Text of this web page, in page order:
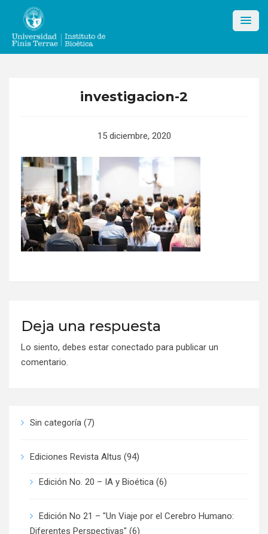
content
investigacion-2
15 diciembre, 2020
Deja una respuesta
Lo siento, debes estar conectado para publicar un
comentario.
Sin categoría (7)
Ediciones Revista Altus (94)
Edición No. 20 – IA y Bioética (6)
Edición No 21 – "Un Viaje por el Cerebro Humano:
Diferentes Perspectivas" (6)